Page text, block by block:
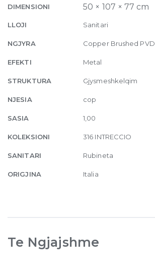
control
708
Copper
quantity
DIMENSIONI 50 × 107 × 77 cm
LLOJI Sanitari
NGJYRA Copper Brushed PVD
EFEKTI Metal
STRUKTURA Gjysmeshkelqim
NJESIA cop
SASIA 1,00
KOLEKSIONI 316 INTRECCIO
SANITARI Rubineta
ORIGJINA Italia
Te Ngjajshme